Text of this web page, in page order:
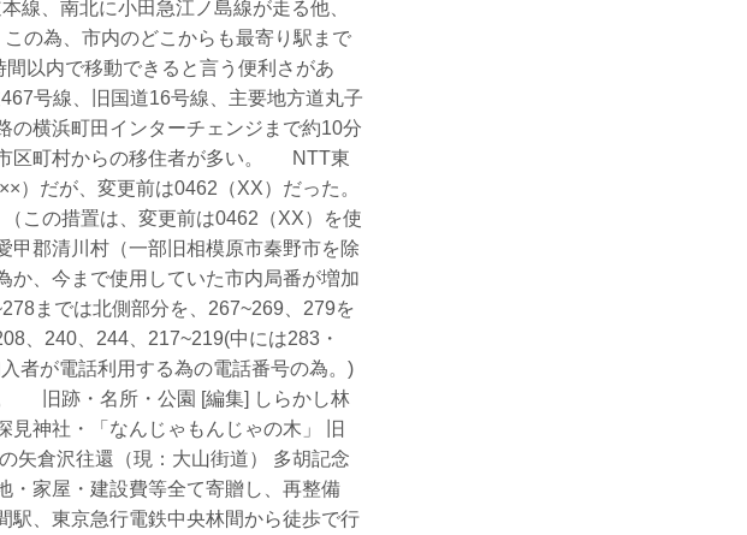
、南北に小田急江ノ島線が走る他、
の為、市内のどこからも最寄り駅まで
以内で移動できると言う便利さがあ
号線、旧国道16号線、主要地方道丸子
の横浜町田インターチェンジまで約10分
区町村からの移住者が多い。 NTT東
）だが、変更前は0462（XX）だった。
この措置は、変更前は0462（XX）を使
甲郡清川村（一部旧相模原市秦野市を除
か、今まで使用していた市内局番が増加
までは北側部分を、267~269、279を
、240、244、217~219(中には283・
者が電話利用する為の電話番号の為。)
旧跡・名所・公園 [編集] しらかし林
見神社・「なんじゃもんじゃの木」 旧
矢倉沢往還（現：大山街道） 多胡記念
・家屋・建設費等全て寄贈し、再整備
駅、東京急行電鉄中央林間から徒歩で行